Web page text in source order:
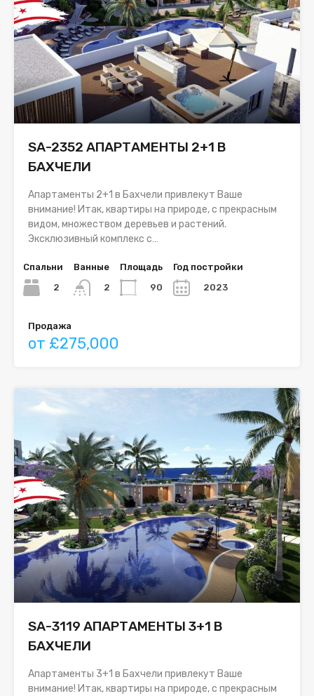
SA-2352 АПАРТАМЕНТЫ 2+1 В
БАХЧЕЛИ
Апартаменты 2+1 в Бахчели привлекут Ваше
внимание! Итак, квартиры на природе, с прекрасным
видом, множеством деревьев и растений.
Эксклюзивный комплекс с…
Спальни
2
Ванные
2
Площадь
90
Год постройки
2023
Продажа
от £275,000
SA-3119 АПАРТАМЕНТЫ 3+1 В
БАХЧЕЛИ
Апартаменты 3+1 в Бахчели привлекут Ваше
внимание! Итак, квартиры на природе, с прекрасным